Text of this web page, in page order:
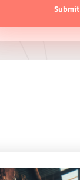
Submit